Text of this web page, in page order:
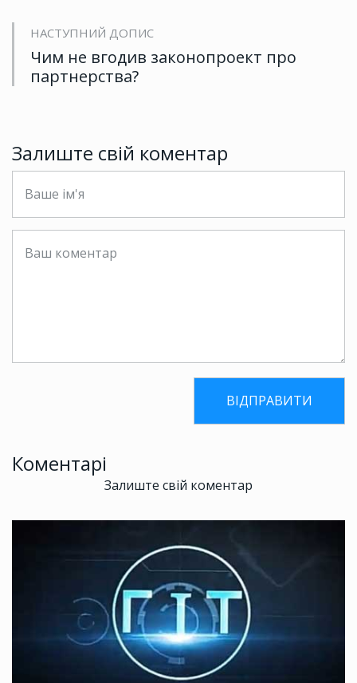
НАСТУПНИЙ ДОПИС
Чим не вгодив законопроект про
партнерства?
Залиште свій коментар
Коментарі
Залиште свій коментар